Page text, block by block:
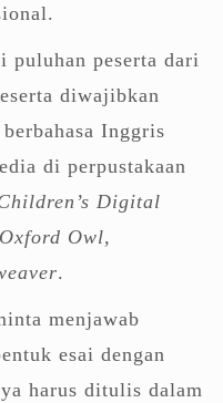
peserta dari
diwajibkan
Inggris
di perpustakaan
Digital
Owl,
.
menjawab
esai dengan
harus ditulis dalam